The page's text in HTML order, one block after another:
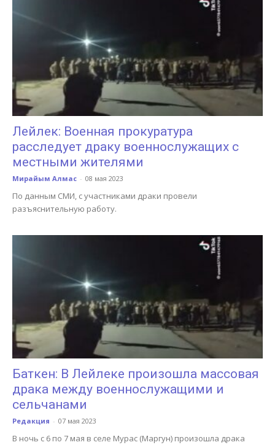
Лейлек: Военная прокуратура
расследует драку военнослужащих с
местными жителями
Мирайым Алмас - 08 мая 2023
По данным СМИ, с участниками драки провели
разъяснительную работу.
Баткен: В Лейлеке произошла массовая
драка между военнослужащими и
сельчанами
Редакция - 07 мая 2023
В ночь с 6 по 7 мая в селе Мурас (Маргун) произошла драка